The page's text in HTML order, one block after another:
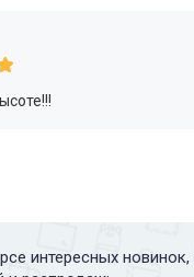
интересных